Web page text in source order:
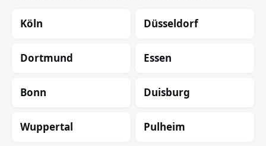
Köln Düsseldorf
Dortmund Essen
Bonn Duisburg
Wuppertal Pulheim